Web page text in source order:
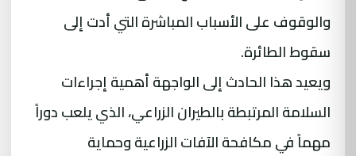
والوقوف على الأسباب المباشرة التي أدت إلى
سقوط الطائرة.
ويعيد هذا الحادث إلى الواجهة أهمية إجراءات
السلامة المرتبطة بالطيران الزراعي، الذي يلعب دوراً
مهماً في مكافحة الآفات الزراعية وحماية